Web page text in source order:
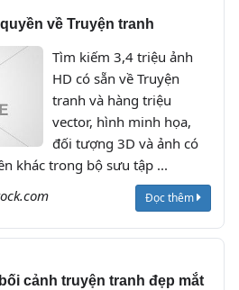
về Truyện tranh
Tìm kiếm 3,4 triệu ảnh
HD có sẵn về Truyện
tranh và hàng triệu
vector, hình minh họa,
đối tượng 3D và ảnh có
khác trong bộ sưu tập ...
Đọc thêm
cảnh truyện tranh đẹp mắt